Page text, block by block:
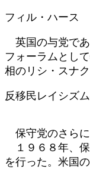
時
フィル・ハース
英国の与党であ
フォーラムとし
相のリシ・スナ
反移民レイシズ
保守党のさらに
１９６８年、保
を行った。米国